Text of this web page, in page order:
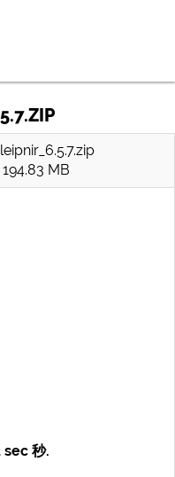
MB
sec 秒.